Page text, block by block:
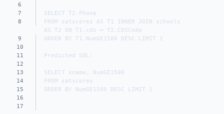
6
7
SELECT T2.Phone
8
FROM satscores AS T1 INNER JOIN schools
AS T2 ON T1.cds = T2.CDSCode
9
ORDER BY T1.NumGE1500 DESC LIMIT 1
10
11
Predicted SQL:
12
13
SELECT sname, NumGE1500
14
FROM satscores
15
ORDER BY NumGE1500 DESC LIMIT 1
16
17